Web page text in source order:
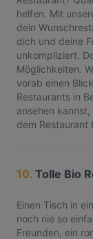
helfen. Mit
dein
dich und deine
unkompliziert.
Möglichkeiten.
vorab einen
Restaurants in
ansehen
dem Restaurant
10. Tolle Bio
Einen Tisch in
noch nie so
Freunden, ein